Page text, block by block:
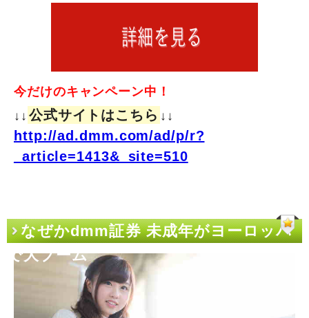
今だけのキャンペーン中！
↓↓ 公式サイトはこちら ↓↓
http://ad.dmm.com/ad/p/r?
_article=1413&_site=510
なぜかdmm証券 未成年がヨーロッパ
で大ブーム